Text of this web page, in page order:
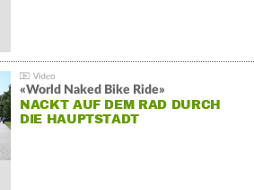
«World Naked Bike Ride»
NACKT AUF DEM RAD DURCH
DIE HAUPTSTADT